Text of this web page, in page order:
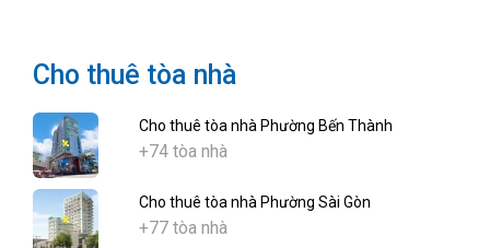
Cho thuê tòa nhà
Cho thuê tòa nhà Phường Bến Thành
+74 tòa nhà
Cho thuê tòa nhà Phường Sài Gòn
+77 tòa nhà